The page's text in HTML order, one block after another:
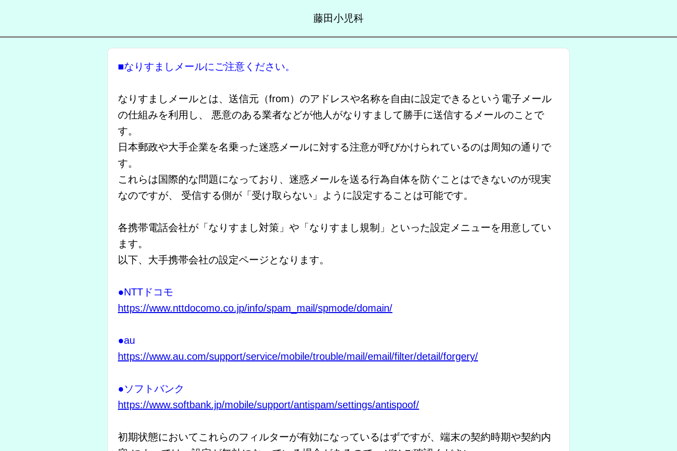
藤田小児科
■なりすましメールにご注意ください。
なりすましメールとは、送信元（from）のアドレスや名称を自由に設定できるという電子メール
の仕組みを利用し、 悪意のある業者などが他人がなりすまして勝手に送信するメールのことで
す。
日本郵政や大手企業を名乗った迷惑メールに対する注意が呼びかけられているのは周知の通りで
す。
これらは国際的な問題になっており、迷惑メールを送る行為自体を防ぐことはできないのが現実
なのですが、 受信する側が「受け取らない」ように設定することは可能です。
各携帯電話会社が「なりすまし対策」や「なりすまし規制」といった設定メニューを用意してい
ます。
以下、大手携帯会社の設定ページとなります。
●NTTドコモ
https://www.nttdocomo.co.jp/info/spam_mail/spmode/domain/
●au
https://www.au.com/support/service/mobile/trouble/mail/email/filter/detail/forgery/
●ソフトバンク
https://www.softbank.jp/mobile/support/antispam/settings/antispoof/
初期状態においてこれらのフィルターが有効になっているはずですが、端末の契約時期や契約内